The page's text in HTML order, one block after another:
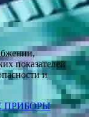
показателей
и
ПРИБОРЫ